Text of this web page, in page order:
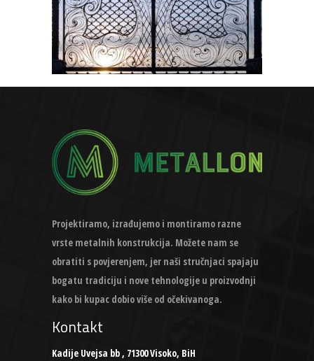
Projektiramo, izrađujemo i montiramo razne
vrste metalnih konstrukcija. Možete nam se
obratiti s povjerenjem, jer naši stručnjaci spajaju
bogatu tradiciju i nove tehnologije u proizvodnji
kako bi kupac dobio više od očekivanoga.
Kontakt
Kadije Uvejsa bb , 71300 Visoko, BiH